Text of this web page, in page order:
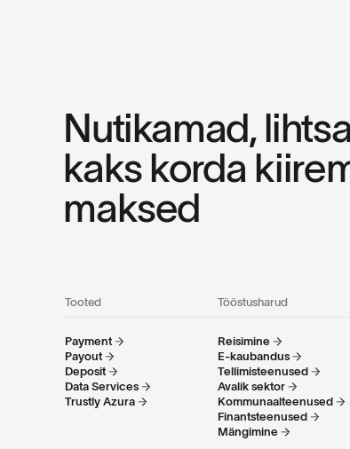
Nutikamad,
kaks korda
maksed
Tooted
Payment
Payout
Deposit
Data Services
Trustly Azura
Tööstusharud
Reisimine
E-kaubandus
Tellimisteenused
Avalik sektor
Kommunaalteenused
Finantsteenused
Mängimine